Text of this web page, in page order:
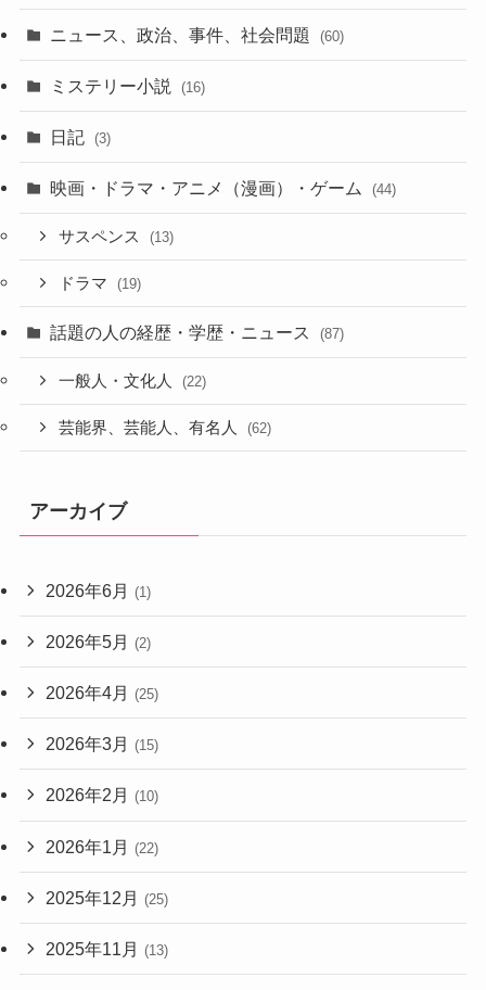
ニュース、政治、事件、社会問題 (60)
ミステリー小説 (16)
日記 (3)
映画・ドラマ・アニメ（漫画）・ゲーム (44)
サスペンス (13)
ドラマ (19)
話題の人の経歴・学歴・ニュース (87)
一般人・文化人 (22)
芸能界、芸能人、有名人 (62)
アーカイブ
2026年6月 (1)
2026年5月 (2)
2026年4月 (25)
2026年3月 (15)
2026年2月 (10)
2026年1月 (22)
2025年12月 (25)
2025年11月 (13)